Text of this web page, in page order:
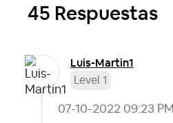
45 Respuestas
Luis-Martin1
Level 1
‎07-10-2022 09:23 PM